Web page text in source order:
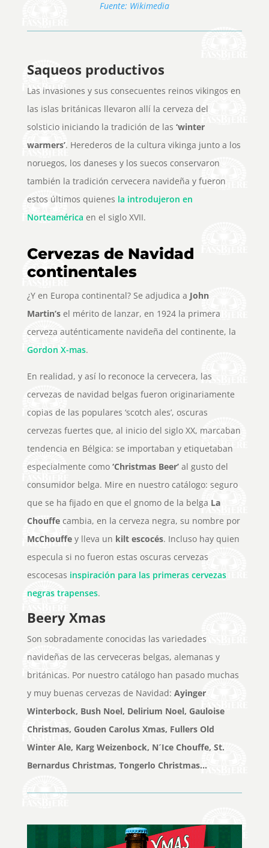
Fuente: Wikimedia
Saqueos productivos
Las invasiones y sus consecuentes reinos vikingos en
las islas británicas llevaron allí la cerveza del
solsticio iniciando la tradición de las ‘winter
warmers’. Herederos de la cultura vikinga junto a los
noruegos, los daneses y los suecos conservaron
también la tradición cervecera navideña y fueron
estos últimos quienes la introdujeron en
Norteamérica en el siglo XVII.
Cervezas de Navidad
continentales
¿Y en Europa continental? Se adjudica a John
Martin’sel mérito de lanzar, en 1924 la primera
cerveza auténticamente navideña del continente, la
Gordon X-mas.
En realidad, y así lo reconoce la cervecera, las
cervezas de navidad belgas fueron originariamente
copias de las populares ‘scotch ales’, oscuras
cervezas fuertes que, al inicio del siglo XX, marcaban
tendencia en Bélgica: se importaban y etiquetaban
especialmente como ‘Christmas Beer’al gusto del
consumidor belga. Mire en nuestro catálogo: seguro
que se ha fijado en que el gnomo de la belga La
Chouffecambia, en la cerveza negra, su nombre por
McChouffey lleva un kilt escocés. Incluso hay quien
especula si no fueron estas oscuras cervezas
escocesas inspiración para las primeras cervezas
negras trapenses.
Beery Xmas
Son sobradamente conocidas las variedades
navideñas de las cerveceras belgas, alemanas y
británicas. Por nuestro catálogo han pasado muchas
y muy buenas cervezas de Navidad: Ayinger
Winterbock, Bush Noel, Delirium Noel, Gauloise
Christmas, Gouden Carolus Xmas, Fullers Old
Winter Ale, Karg Weizenbock, N´Ice Chouffe, St.
Bernardus Christmas, Tongerlo Christmas…